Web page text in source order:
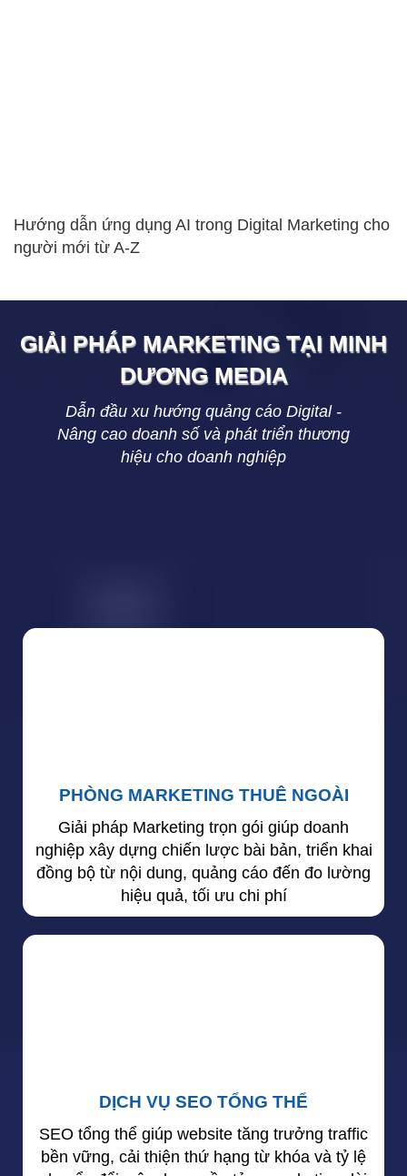
Hướng dẫn ứng dụng AI trong Digital Marketing cho
người mới từ A-Z
GIẢI PHÁP MARKETING TẠI MINH
DƯƠNGMEDIA
Dẫn đầu xu hướng quảng cáo Digital -
Nâng cao doanh số và phát triển thương
hiệu cho doanh nghiệp
PHÒNG MARKETING THUÊ NGOÀI
Giải pháp Marketing trọn gói giúp doanh
nghiệp xây dựng chiến lược bài bản, triển khai
đồng bộ từ nội dung, quảng cáo đến đo lường
hiệu quả, tối ưu chi phí
DỊCH VỤ SEO TỔNG THỂ
SEO tổng thể giúp website tăng trưởng traffic
bền vững, cải thiện thứ hạng từ khóa và tỷ lệ